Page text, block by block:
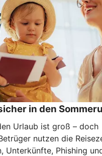
in den
Urlaub ist groß – doch
nutzen die
Unterkünfte, Phishing